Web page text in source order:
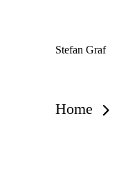
Stefan Graf
Home